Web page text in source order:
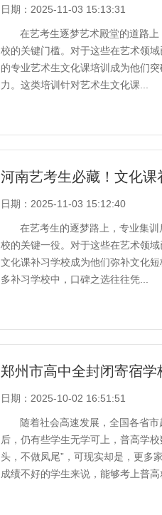
日期：2025-11-03 15:13:31
在艺考生逐梦艺术殿堂的道路
校的关键门槛。对于这些在艺术领
的专业艺术生文化课培训成为他们
力。这类培训针对艺术生文化课...
日期：2025-11-03 15:12:40
在艺考生的逐梦路上，专业集
校的关键一役。对于这些在艺术领
文化课补习学校成为他们弥补文化
多补习学校中，口碑之选往往凭...
郑州市高中全封闭寄宿学
日期：2025-10-02 16:51:51
随着社会高速发展，全国各省
后，仍有些学生无学可上，普高学
头，不做凤尾”，可现实却是，更多
成绩不好的学生来说，能够考上普